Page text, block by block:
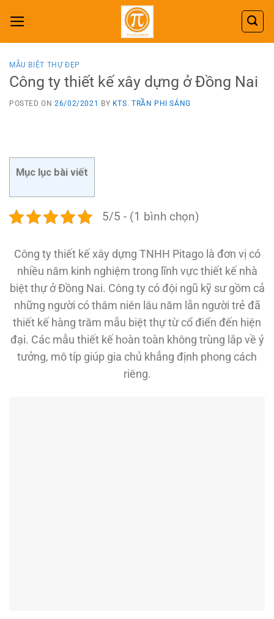
content
MẪU BIỆT THỰ ĐẸP
Công ty thiết kế xây dựng ở Đồng Nai
POSTED ON26/02/2021 BY KTS. TRẦN PHI SÁNG
Mục lục bài viết
5/5 - (1 bình chọn)
Công ty thiết kế xây dựng TNHH Pitago là đơn vị có
nhiều năm kinh nghiệm trong lĩnh vực thiết kế nhà
biệt thự ở Đồng Nai. Công ty có đội ngũ kỹ sư gồm cả
những người có thâm niên lâu năm lẫn người trẻ đã
thiết kế hàng trăm mẫu biệt thự từ cổ điển đến hiện
đại. Các mẫu thiết kế hoàn toàn không trùng lắp về ý
tưởng, mô típ giúp gia chủ khẳng định phong cách
riêng.